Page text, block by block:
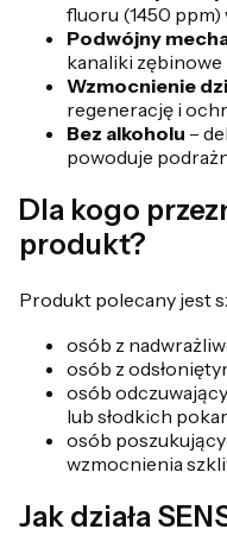
fluoru (1450 ppm)
Podwójny
kanaliki zębinowe
Wzmocnienie
regenerację i
Bez alkoholu –
powoduje
Dla kogo
produkt?
Produkt polecany jest
osób z
osób z
osób
lub słodkich
osób
wzmocnienia
Jak działa